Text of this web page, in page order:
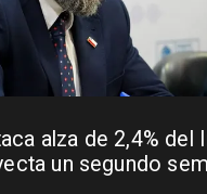
alza de 2,4% del
un segundo